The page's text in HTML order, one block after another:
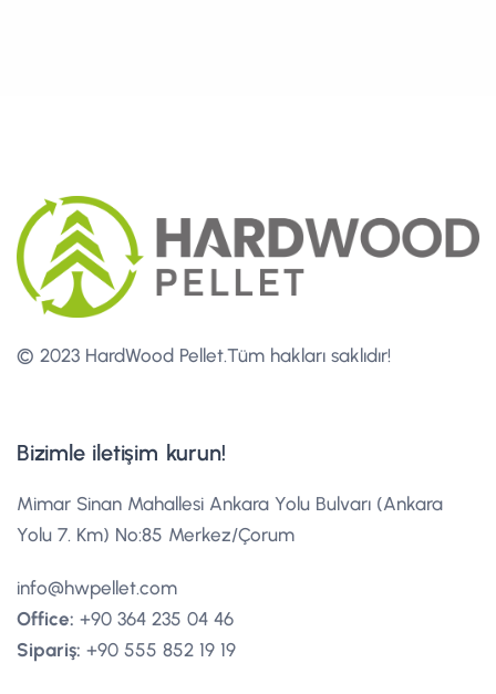
© 2023 HardWood Pellet.Tüm hakları saklıdır!
Bizimle iletişim kurun!
Mimar Sinan Mahallesi Ankara Yolu Bulvarı (Ankara
Yolu 7. Km) No:85 Merkez/Çorum
info@hwpellet.com
Office: +90 364 235 04 46
Sipariş: +90 555 852 19 19